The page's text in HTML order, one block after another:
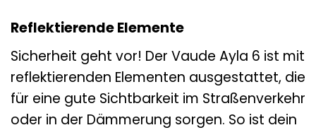
Reflektierende Elemente
Sicherheit geht vor! Der Vaude Ayla 6 ist mit
reflektierenden Elementen ausgestattet, die
für eine gute Sichtbarkeit im Straßenverkehr
oder in der Dämmerung sorgen. So ist dein